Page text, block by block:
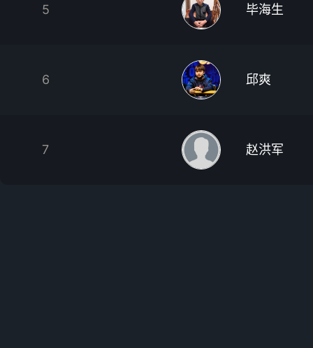
5 毕海生
6 邱爽
7 赵洪军